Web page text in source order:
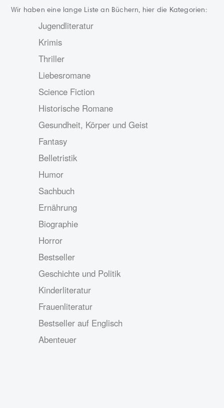
Wir haben eine lange Liste an Büchern, hier die Kategorien:
Jugendliteratur
Krimis
Thriller
Liebesromane
Science Fiction
Historische Romane
Gesundheit, Körper und Geist
Fantasy
Belletristik
Humor
Sachbuch
Ernährung
Biographie
Horror
Bestseller
Geschichte und Politik
Kinderliteratur
Frauenliteratur
Bestseller auf Englisch
Abenteuer